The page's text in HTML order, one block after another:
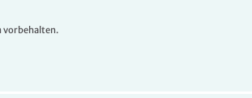
bis zu 190 Passagiere zu
vorbehalten.